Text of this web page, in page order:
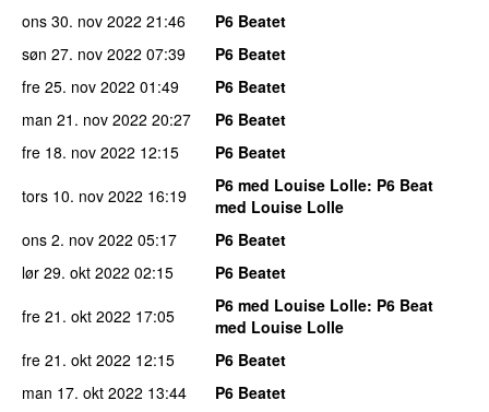
ons 30. nov 2022 21:46
P6 Beatet
søn 27. nov 2022 07:39
P6 Beatet
fre 25. nov 2022 01:49
P6 Beatet
man 21. nov 2022 20:27
P6 Beatet
fre 18. nov 2022 12:15
P6 Beatet
tors 10. nov 2022 16:19 P6 med Louise Lolle: P6 Beat
med Louise Lolle
ons 2. nov 2022 05:17
P6 Beatet
lør 29. okt 2022 02:15
P6 Beatet
fre 21. okt 2022 17:05 P6 med Louise Lolle: P6 Beat
med Louise Lolle
fre 21. okt 2022 12:15
P6 Beatet
man 17. okt 2022 13:44
P6 Beatet